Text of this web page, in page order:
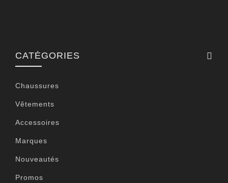
CATÉGORIES
Chaussures
Vêtements
Accessoires
Marques
Nouveautés
Promos